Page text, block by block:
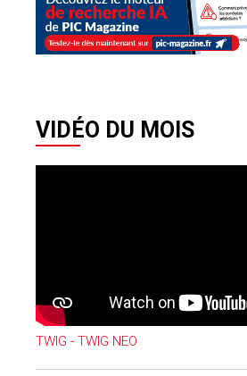
VIDÉO DU MOIS
TWIG - TWIG NEO